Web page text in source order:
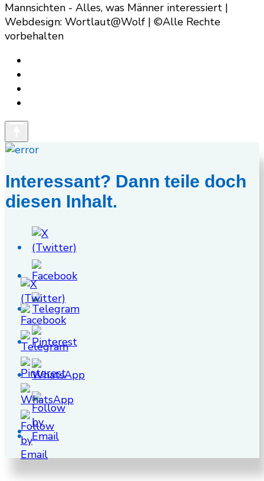
Mannsichten - Alles, was Männer interessiert |
Webdesign: Wortlaut@Wolf | ©Alle Rechte
vorbehalten
Interessant? Dann teile doch
diesen Inhalt.